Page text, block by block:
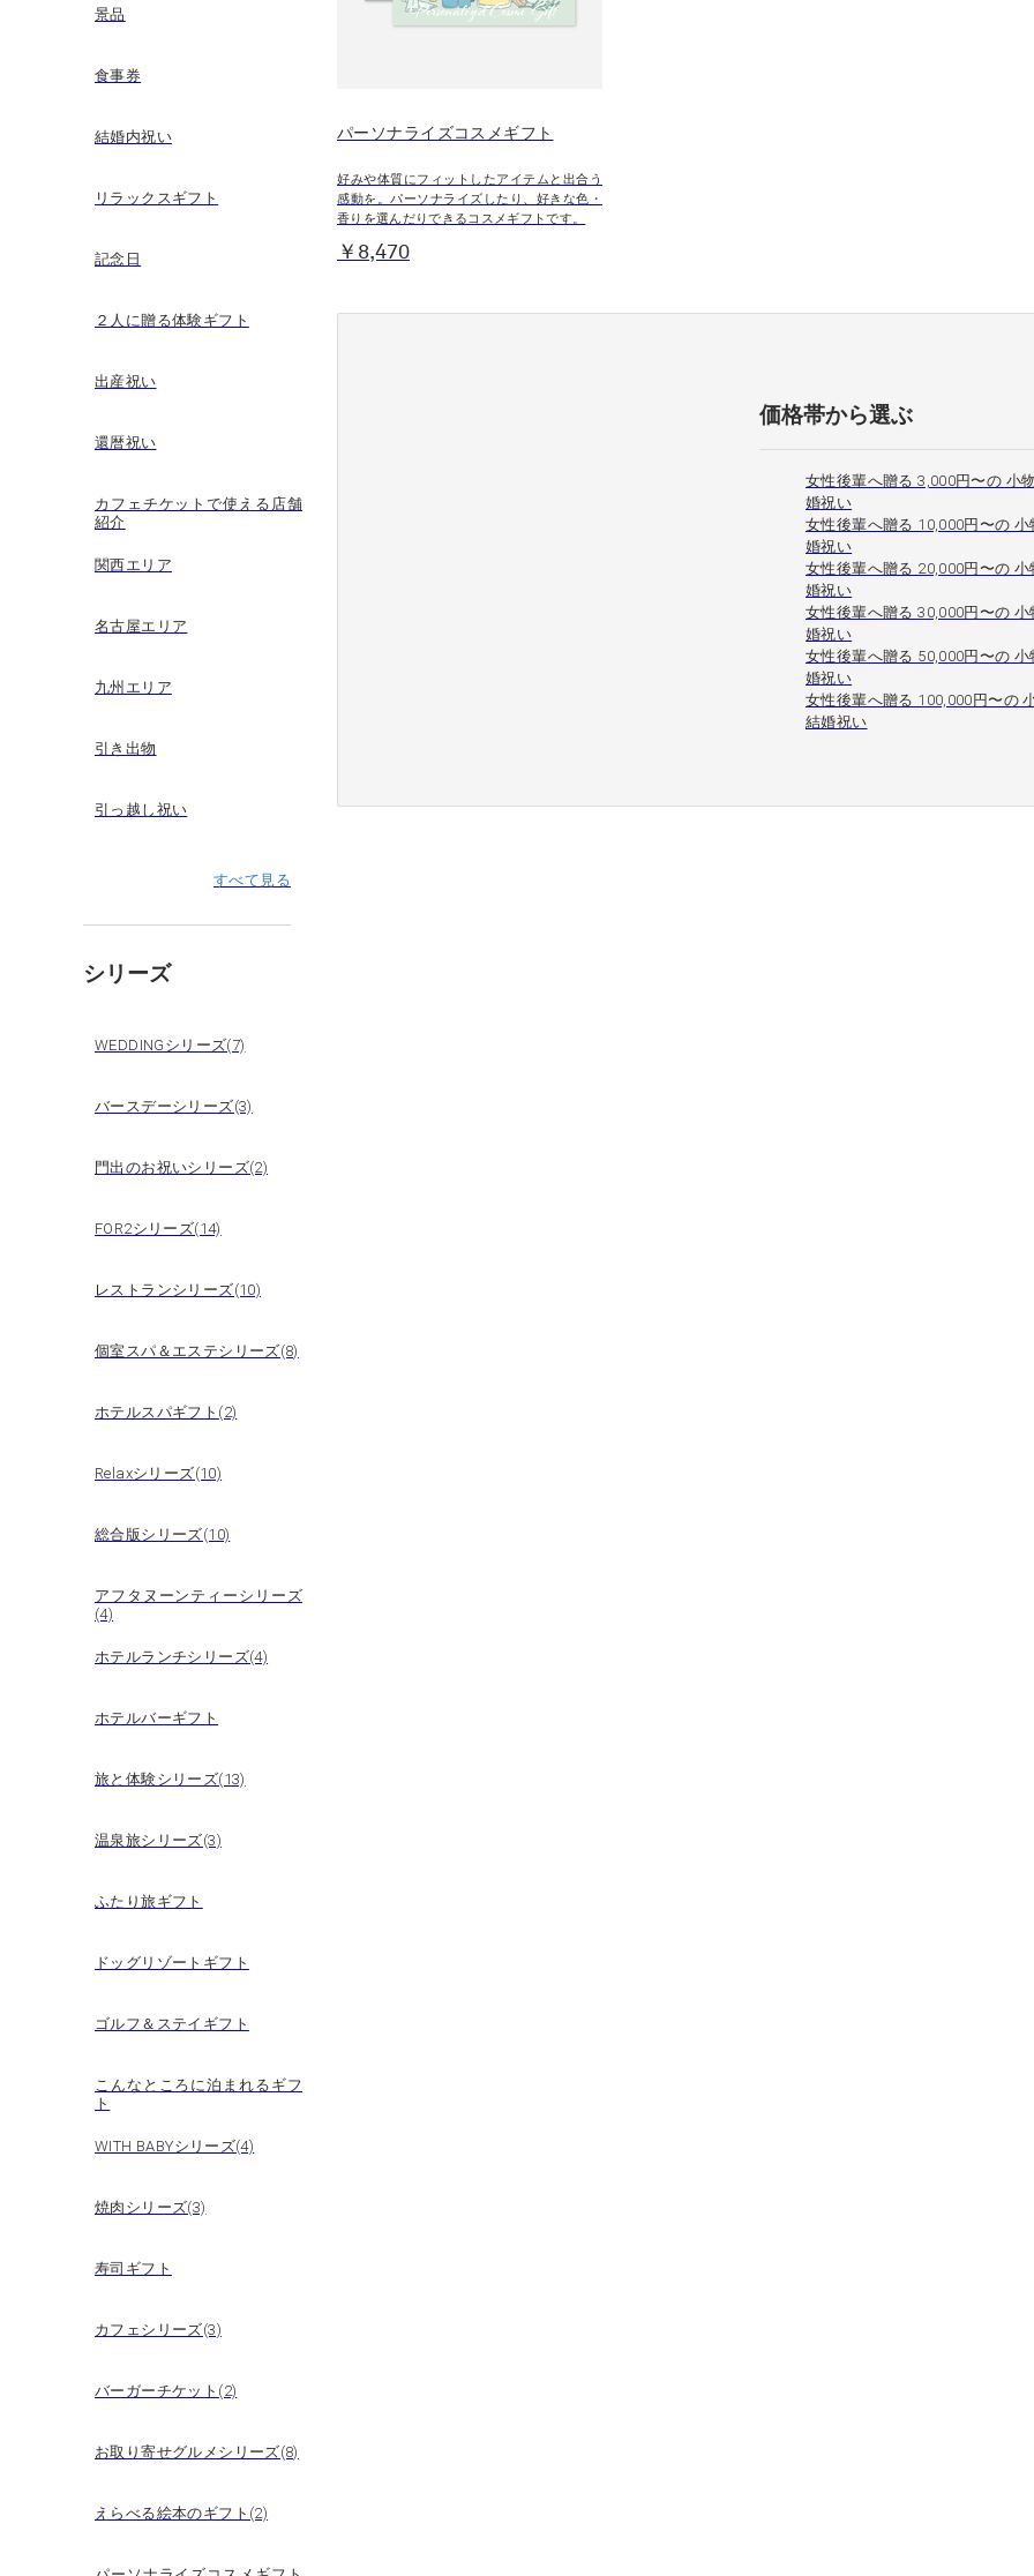
景品
食事券
結婚内祝い
リラックスギフト
記念日
２人に贈る体験ギフト
出産祝い
還暦祝い
カフェチケットで使える店舗
紹介
関西エリア
名古屋エリア
九州エリア
引き出物
引っ越し祝い
すべて見る
シリーズ
WEDDINGシリーズ(7)
バースデーシリーズ(3)
門出のお祝いシリーズ(2)
FOR2シリーズ(14)
レストランシリーズ(10)
個室スパ＆エステシリーズ(8)
ホテルスパギフト(2)
Relaxシリーズ(10)
総合版シリーズ(10)
アフタヌーンティーシリーズ
(4)
ホテルランチシリーズ(4)
ホテルバーギフト
旅と体験シリーズ(13)
温泉旅シリーズ(3)
ふたり旅ギフト
ドッグリゾートギフト
ゴルフ＆ステイギフト
こんなところに泊まれるギフ
ト
WITH BABYシリーズ(4)
焼肉シリーズ(3)
寿司ギフト
カフェシリーズ(3)
バーガーチケット(2)
お取り寄せグルメシリーズ(8)
えらべる絵本のギフト(2)
パーソナライズコスメギフト
好みや体質にフィットしたアイテムと出合う
感動を。パーソナライズしたり、好きな色・
香りを選んだりできるコスメギフトです。
￥8,470
価格帯から選ぶ
女性後輩へ贈る 3,000円〜の 小
婚祝い
女性後輩へ贈る 10,000円〜の 小
婚祝い
女性後輩へ贈る 20,000円〜の 小
婚祝い
女性後輩へ贈る 30,000円〜の 小
婚祝い
女性後輩へ贈る 50,000円〜の 小
婚祝い
女性後輩へ贈る 100,000円〜の
結婚祝い